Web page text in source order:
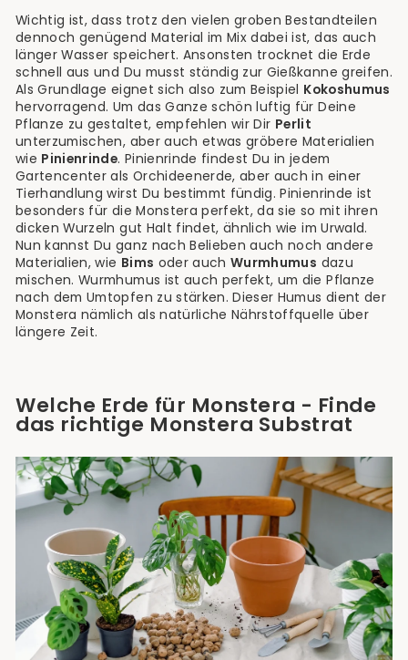
Wichtig ist, dass trotz den vielen groben Bestandteilen
dennoch genügend Material im Mix dabei ist, das auch
länger Wasser speichert. Ansonsten trocknet die Erde
schnell aus und Du musst ständig zur Gießkanne greifen.
Als Grundlage eignet sich also zum Beispiel Kokoshumus
hervorragend. Um das Ganze schön luftig für Deine
Pflanze zu gestaltet, empfehlen wir Dir Perlit
unterzumischen, aber auch etwas gröbere Materialien
wie Pinienrinde. Pinienrinde findest Du in jedem
Gartencenter als Orchideenerde, aber auch in einer
Tierhandlung wirst Du bestimmt fündig. Pinienrinde ist
besonders für die Monstera perfekt, da sie so mit ihren
dicken Wurzeln gut Halt findet, ähnlich wie im Urwald.
Nun kannst Du ganz nach Belieben auch noch andere
Materialien, wie Bims oder auchWurmhumus dazu
mischen. Wurmhumus ist auch perfekt, um die Pflanze
nach dem Umtopfen zu stärken. Dieser Humus dient der
Monstera nämlich als natürliche Nährstoffquelle über
längere Zeit.
Welche Erde für Monstera - Finde
das richtige Monstera Substrat